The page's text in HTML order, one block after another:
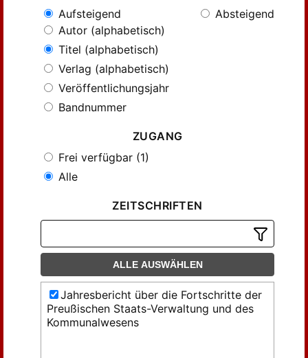
Aufsteigend
Absteigend
Autor (alphabetisch)
Titel (alphabetisch)
Verlag (alphabetisch)
Veröffentlichungsjahr
Bandnummer
ZUGANG
Frei verfügbar (1)
Alle
ZEITSCHRIFTEN
ALLE AUSWÄHLEN
Jahresbericht über die Fortschritte der
Preußischen Staats-Verwaltung und des
Kommunalwesens